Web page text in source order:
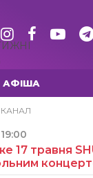
АФІША
19:00
17 травня